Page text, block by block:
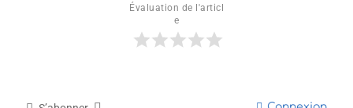
Évaluation de l'articl
e